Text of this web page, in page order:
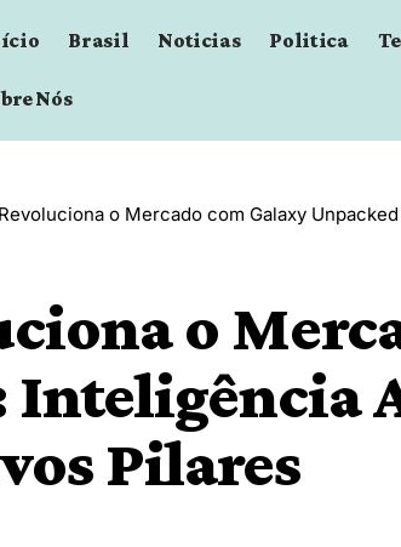
Brasil Noticias Politica
Nós
o Mercado com Galaxy
o
Inteligência
Pilares